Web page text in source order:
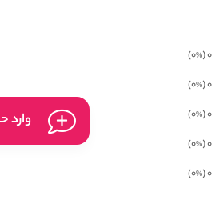
0
(0
%
)
0
(0
%
)
0
(0
%
)
0
(0
%
)
0
(0
%
)
وارد